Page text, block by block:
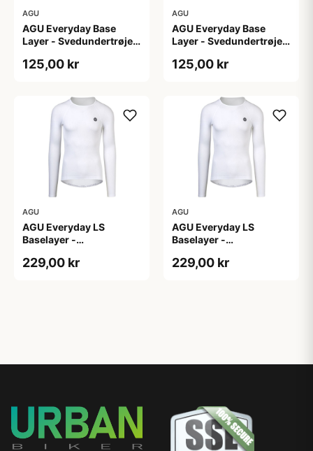
AGU
AGU Everyday Base
Layer - Svedundertrøje
125,00 kr
AGU
AGU Everyday Base
Layer - Svedundertrøje
125,00 kr
AGU
AGU Everyday LS
Baselayer -
Ærmer - Herre - Hvid -
229,00 kr
AGU
AGU Everyday LS
Baselayer -
Ærmer - Herre - Hvid -
229,00 kr